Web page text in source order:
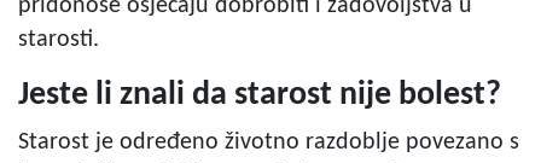
pridonose osjećaju dobrobiti i zadovoljstva u
starosti.
Jeste li znali da starost nije bolest?
Starost je određeno životno razdoblje povezano s